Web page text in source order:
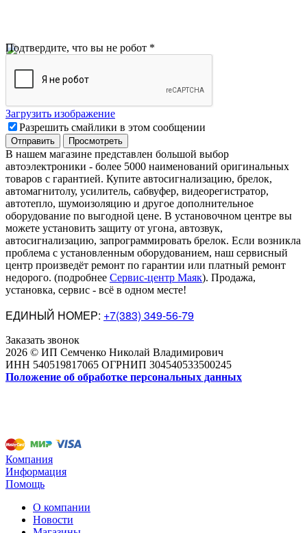
Подтвердите, что вы не робот *
Загрузить изображение
Разрешить смайлики в этом сообщении
В нашем магазине представлен большой выбор
автоэлектроники - более 5000 наименований оригинальных
товаров с гарантией. Купите автосигнализацию, брелок,
автомагнитолу, усилитель, сабвуфер, видеорегистратор,
автотепло, шумоизоляцию и другое дополнительное
оборудование по выгодной цене. В установочном центре вы
можете установить защиту от угона, автозвук,
автосигнализацию, запрограммировать брелок. Если возникла
проблема с установленным оборудованием, наш сервисный
центр произведёт ремонт по гарантии или платный ремонт
недорого. (подробнее Сервис-центр Маяк). Продажа,
установка, сервис - всё в одном месте!
ЕДИНЫЙ НОМЕР: +7(383) 349-56-79
Заказать звонок
2026 © ИП Семченко Николай Владимирович
ИНН 540519817065 ОГРНИП 304540533500245
Положение об обработке персональных данных
Компания
Информация
Помощь
О компании
Новости